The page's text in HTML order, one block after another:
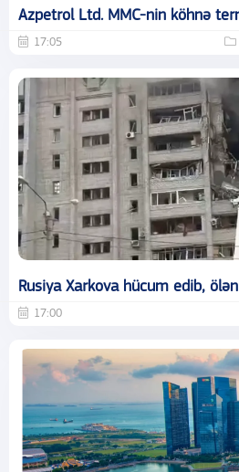
Azpetrol Ltd. MMC-nin köhnə
17:05
Rusiya Xarkova hücum edib,
17:00